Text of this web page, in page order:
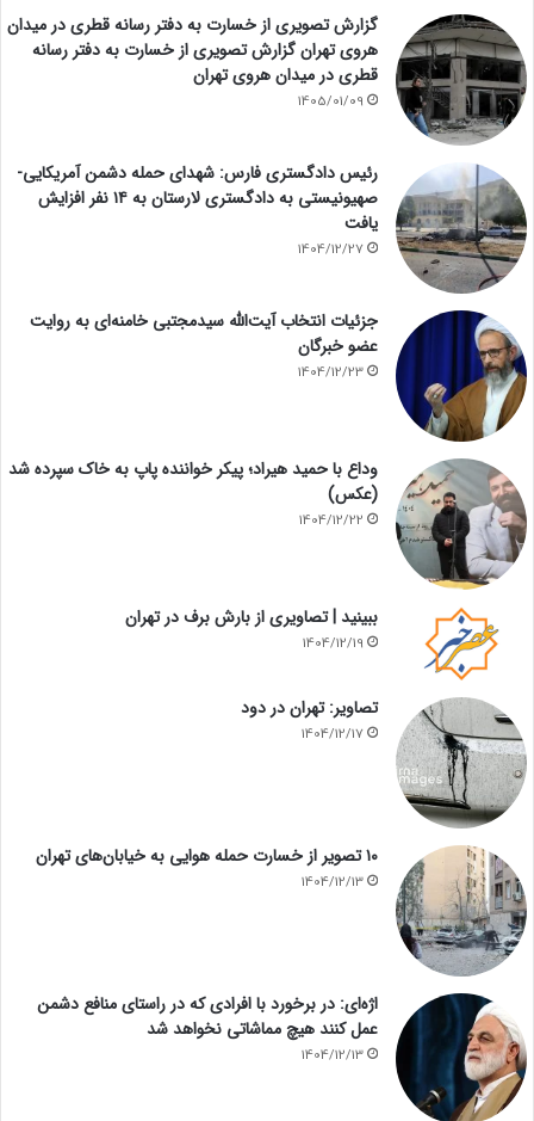
گزارش تصویری از خسارت به دفتر رسانه قطری در میدان
هروی تهران گزارش تصویری از خسارت به دفتر رسانه
قطری در میدان هروی تهران
1405/01/09
رئیس دادگستری فارس: شهدای حمله دشمن آمریکایی-
صهیونیستی به دادگستری لارستان به ۱۴ نفر افزایش
یافت
1404/12/27
جزئیات انتخاب آیت‌الله سیدمجتبی خامنه‌ای به روایت
عضو خبرگان
1404/12/23
وداع با حمید هیراد؛ پیکر خواننده پاپ به خاک سپرده شد
(عکس)
1404/12/22
ببینید | تصاویری از بارش برف در تهران
1404/12/19
تصاویر: تهران در دود
1404/12/17
۱۰ تصویر از خسارت حمله هوایی به خیابان‌های تهران
1404/12/13
اژه‌ای: در برخورد با افرادی که در راستای منافع دشمن
عمل کنند هیچ مماشاتی نخواهد شد
1404/12/13